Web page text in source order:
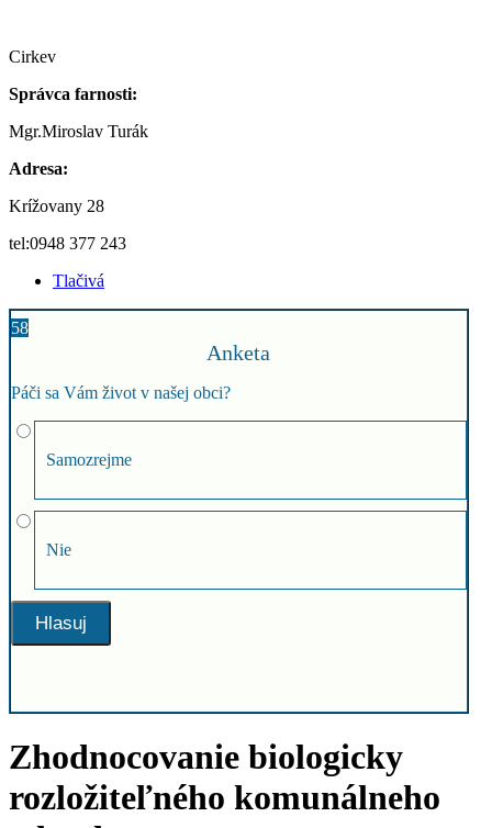
Cirkev
Správca farnosti:
Mgr.Miroslav Turák
Adresa:
Krížovany 28
tel:0948 377 243
Tlačivá
58
Anketa
Páči sa Vám život v našej obci?
Samozrejme
Nie
Zhodnocovanie biologicky
rozložiteľného komunálneho